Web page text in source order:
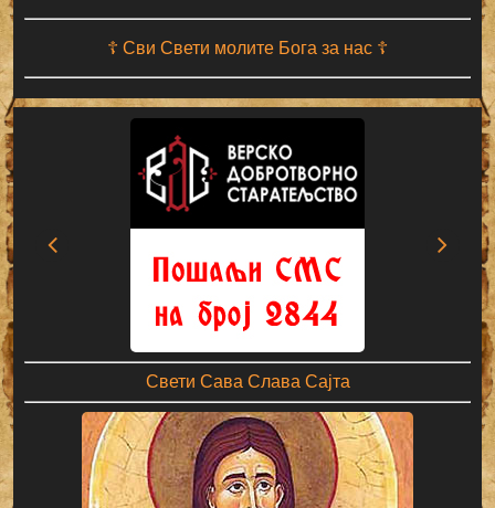
☦ Сви Свети молите Бога за нас ☦
Свети Сава Слава Сајта